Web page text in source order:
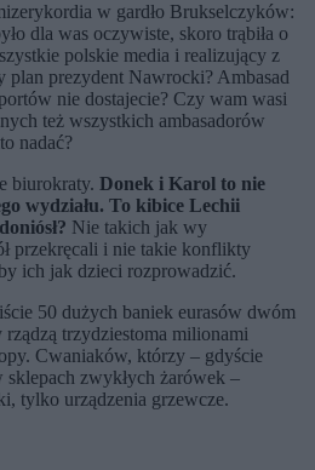
w gardło Brukselczyków:
dla was oczywiste, skoro trąbiła o
polskie media i realizujący z
plan prezydent Nawrocki? Ambasad
nie dostajecie? Czy wam wasi
też wszystkich ambasadorów
nadać?
biurokraty. Donek i Karol to nie
wydziału. To kibice Lechii
Nie takich jak wy
przekręcali i nie takie konflikty
ich jak dzieci rozprowadzić.
50 dużych baniek eurasów dwóm
trzydziestoma milionami
Cwaniaków, którzy – gdyście
sklepach zwykłych żarówek –
tylko urządzenia grzewcze.